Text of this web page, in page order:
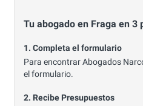
Tu abogado en Fraga en 3
1. Completa el formulario
Para encontrar Abogados
el formulario.
2. Recibe Presupuestos